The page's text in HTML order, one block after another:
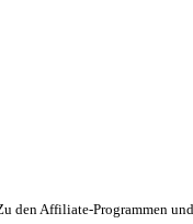
Affiliate-Programmen